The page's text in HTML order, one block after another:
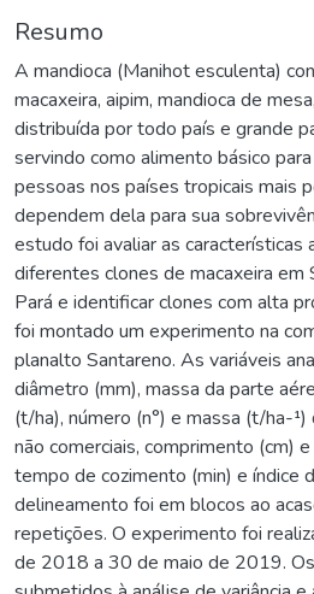
Resumo
A mandioca (Manihot esculenta)
macaxeira, aipim, mandioca de
distribuída por todo país e grande
servindo como alimento básico
pessoas nos países tropicais mais
dependem dela para sua
estudo foi avaliar as características
diferentes clones de macaxeira em
Pará e identificar clones com alta
foi montado um experimento na
planalto Santareno. As variáveis
diâmetro (mm), massa da parte
(t/ha), número (n°) e massa (t/ha-
não comerciais, comprimento (cm)
tempo de cozimento (min) e índice
delineamento foi em blocos ao
repetições. O experimento foi
de 2018 a 30 de maio de 2019.